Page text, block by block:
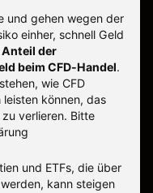
und gehen wegen der
einher, schnell Geld
Anteil der
beim CFD-Handel.
wie CFD
können, das
verlieren. Bitte
und ETFs, die über
kann steigen